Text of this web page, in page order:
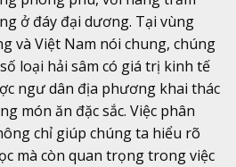
ở đáy đại dương. Tại vùng
và Việt Nam nói chung, chúng
loại hải sâm có giá trị kinh tế
ngư dân địa phương khai thác
món ăn đặc sắc. Việc phân
chỉ giúp chúng ta hiểu rõ
mà còn quan trọng trong việc